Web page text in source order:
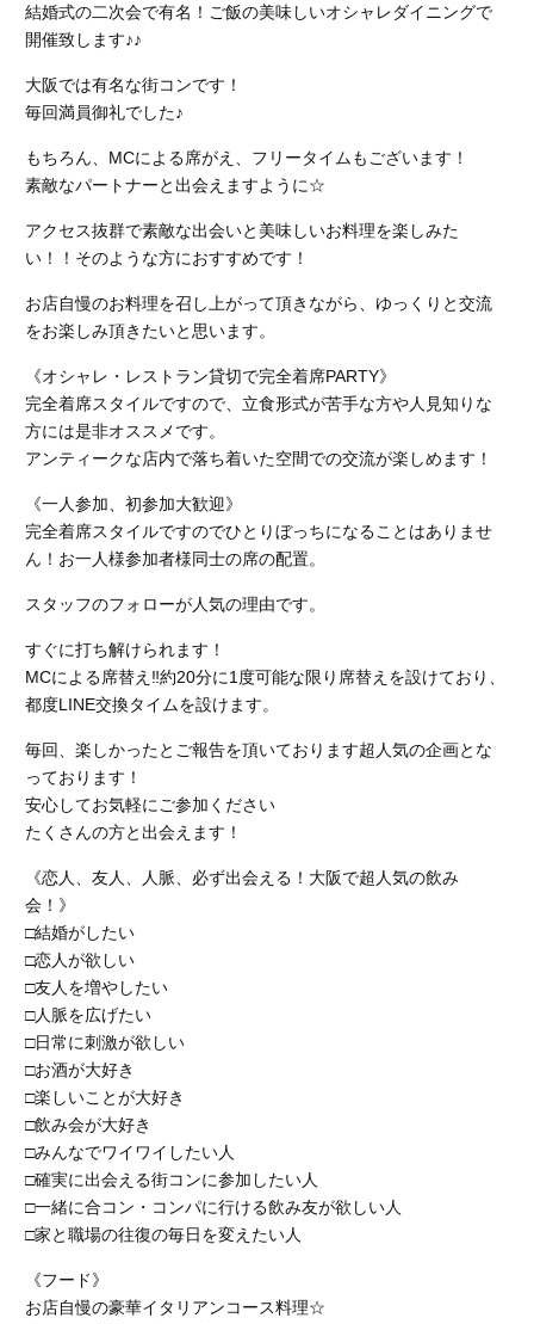
結婚式の二次会で有名！ご飯の美味しいオシャレダイニングで
開催致します♪♪
大阪では有名な街コンです！
毎回満員御礼でした♪
もちろん、MCによる席がえ、フリータイムもございます！
素敵なパートナーと出会えますように☆
アクセス抜群で素敵な出会いと美味しいお料理を楽しみた
い！！そのような方におすすめです！
お店自慢のお料理を召し上がって頂きながら、ゆっくりと交流
をお楽しみ頂きたいと思います。
《オシャレ・レストラン貸切で完全着席PARTY》
完全着席スタイルですので、立食形式が苦手な方や人見知りな
方には是非オススメです。
アンティークな店内で落ち着いた空間での交流が楽しめます！
《一人参加、初参加大歓迎》
完全着席スタイルですのでひとりぼっちになることはありませ
ん！お一人様参加者様同士の席の配置。
スタッフのフォローが人気の理由です。
すぐに打ち解けられます！
MCによる席替え‼︎約20分に1度可能な限り席替えを設けており、
都度LINE交換タイムを設けます。
毎回、楽しかったとご報告を頂いております超人気の企画とな
っております！
安心してお気軽にご参加ください
たくさんの方と出会えます！
《恋人、友人、人脈、必ず出会える！大阪で超人気の飲み
会！》
□結婚がしたい
□恋人が欲しい
□友人を増やしたい
□人脈を広げたい
□日常に刺激が欲しい
□お酒が大好き
□楽しいことが大好き
□飲み会が大好き
□みんなでワイワイしたい人
□確実に出会える街コンに参加したい人
□一緒に合コン・コンパに行ける飲み友が欲しい人
□家と職場の往復の毎日を変えたい人
《フード》
お店自慢の豪華イタリアンコース料理☆